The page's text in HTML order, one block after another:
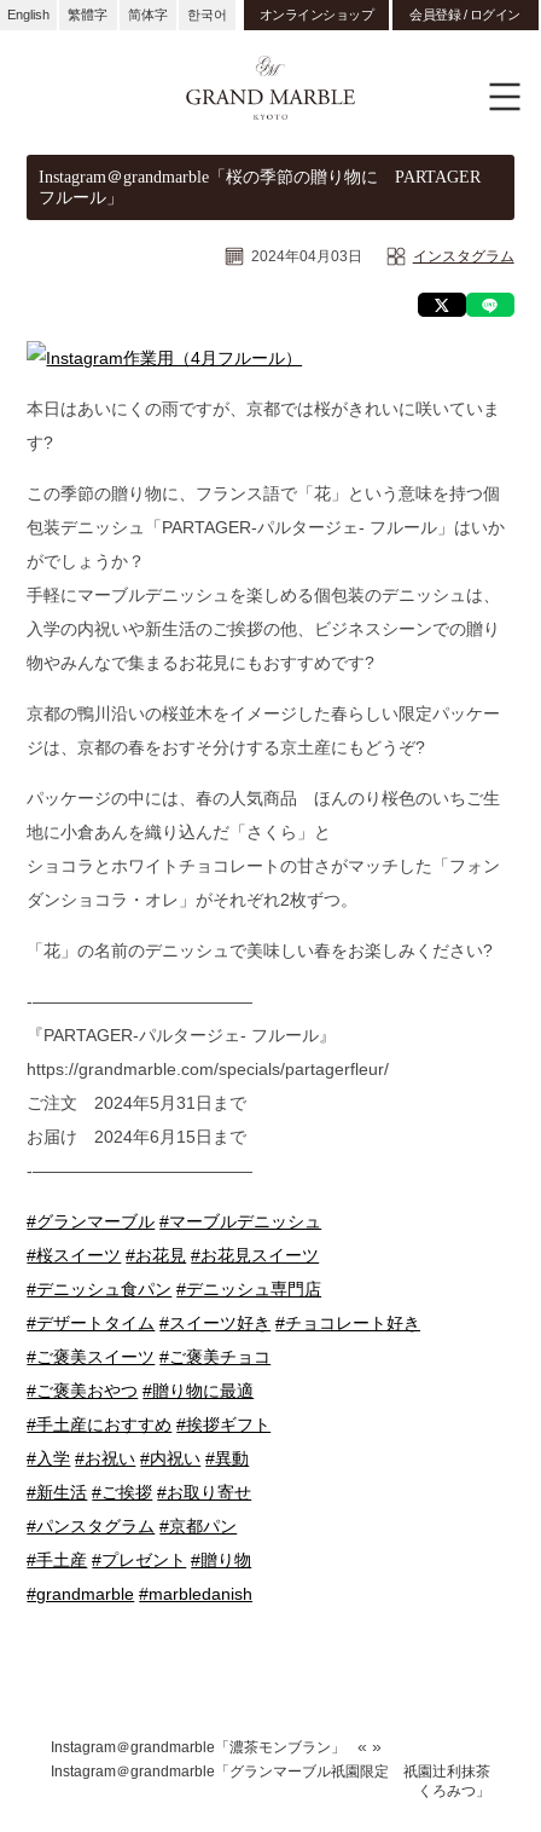
English 繁體字 简体字 한국어 オンラインショップ 会員登録 / ログイン
Instagram＠grandmarble「桜の季節の贈り物に PARTAGER
フルール」
2024年04月03日 インスタグラム
本日はあいにくの雨ですが、京都では桜がきれいに咲いていま
す?
この季節の贈り物に、フランス語で「花」という意味を持つ個
包装デニッシュ「PARTAGER-パルタージェ- フルール」はいか
がでしょうか？
手軽にマーブルデニッシュを楽しめる個包装のデニッシュは、
入学の内祝いや新生活のご挨拶の他、ビジネスシーンでの贈り
物やみんなで集まるお花見にもおすすめです?
京都の鴨川沿いの桜並木をイメージした春らしい限定パッケー
ジは、京都の春をおすそ分けする京土産にもどうぞ?
パッケージの中には、春の人気商品 ほんのり桜色のいちご生
地に小倉あんを織り込んだ「さくら」と
ショコラとホワイトチョコレートの甘さがマッチした「フォン
ダンショコラ・オレ」がそれぞれ2枚ずつ。
「花」の名前のデニッシュで美味しい春をお楽しみください?
-—————————————
『PARTAGER-パルタージェ- フルール』
https://grandmarble.com/specials/partagerfleur/
ご注文 2024年5月31日まで
お届け 2024年6月15日まで
-—————————————
#グランマーブル #マーブルデニッシュ
#桜スイーツ #お花見 #お花見スイーツ
#デニッシュ食パン #デニッシュ専門店
#デザートタイム #スイーツ好き #チョコレート好き
#ご褒美スイーツ #ご褒美チョコ
#ご褒美おやつ #贈り物に最適
#手土産におすすめ #挨拶ギフト
#入学 #お祝い #内祝い #異動
#新生活 #ご挨拶 #お取り寄せ
#パンスタグラム #京都パン
#手土産 #プレゼント #贈り物
#grandmarble #marbledanish
«
Instagram＠grandmarble「濃茶モンブラン」
Instagram＠grandmarble「グランマーブル祇園限定 祇園辻利抹茶
くろみつ」
»